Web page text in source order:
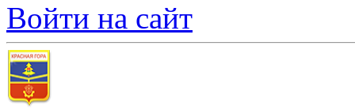
Войти на сайт